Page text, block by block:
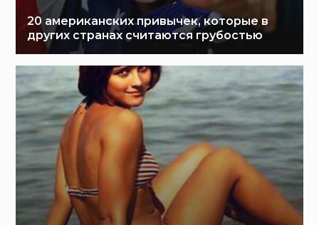
20 американских привычек, которые в
других странах считаются грубостью